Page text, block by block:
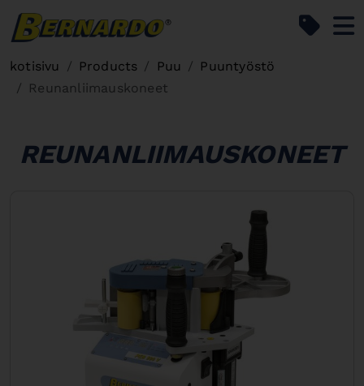
kotisivu Products Puu
Puuntyöstö
Reunanliimauskoneet
REUNANLIIMAUSKONEET